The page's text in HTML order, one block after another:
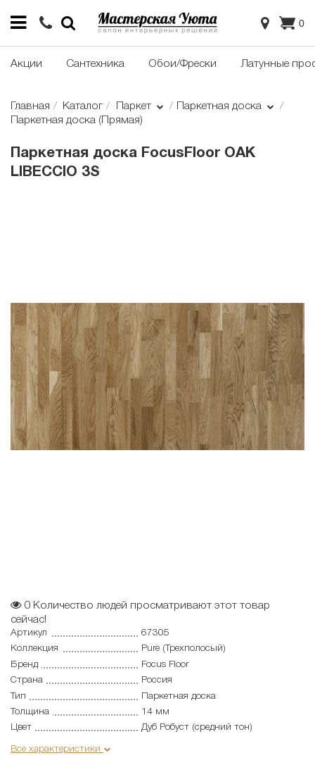
0
Акции Сантехника Обои/Фрески Латунные
Главная Каталог Паркет
Паркетная доска
Паркетная доска (Прямая)
Паркетная доска FocusFloor OAK
LIBECCIO 3S
0 Количество людей просматривают этот товар
сейчас!
Артикул
67305
Коллекция
Pure (Трехполосый)
Бренд
Focus Floor
Страна
Россия
Тип
Паркетная доска
Толщина
14 мм
Цвет
Дуб Робуст (средний тон)
Все характеристики